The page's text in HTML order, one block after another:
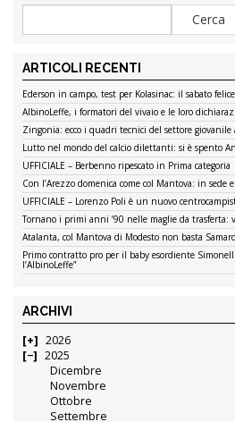
ARTICOLI RECENTI
Ederson in campo, test per Kolasinac: il sabato
AlbinoLeffe, i formatori del vivaio e le loro
Zingonia: ecco i quadri tecnici del settore giovanile
Lutto nel mondo del calcio dilettanti: si è spento
UFFICIALE – Berbenno ripescato in Prima categoria
Con l’Arezzo domenica come col Mantova: in sede
UFFICIALE – Lorenzo Poli è un nuovo
Tornano i primi anni ’90 nelle maglie da trasferta:
Atalanta, col Mantova di Modesto non basta
Primo contratto pro per il baby esordiente
l’AlbinoLeffe”
ARCHIVI
2026
2025
Dicembre
Novembre
Ottobre
Settembre